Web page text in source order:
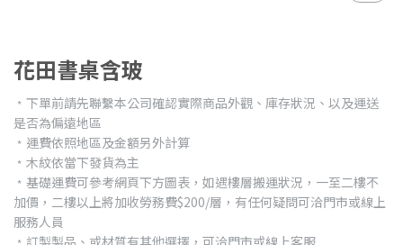
花田書桌含玻
﹡下單前請先聯繫本公司確認實際商品外觀、庫存狀況、以及運送
是否為偏遠地區
﹡運費依照地區及金額另外計算
﹡木紋依當下發貨為主
﹡基礎運費可參考網頁下方圖表，如遇樓層搬運狀況，一至二樓不
加價，二樓以上將加收勞務費$200/層，有任何疑問可洽門市或線上
服務人員
﹡訂製製品、或材質有其他選擇，可洽門市或線上客服